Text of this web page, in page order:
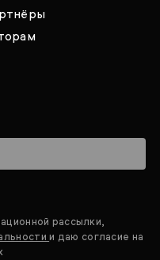
рассылки,
и даю согласие на